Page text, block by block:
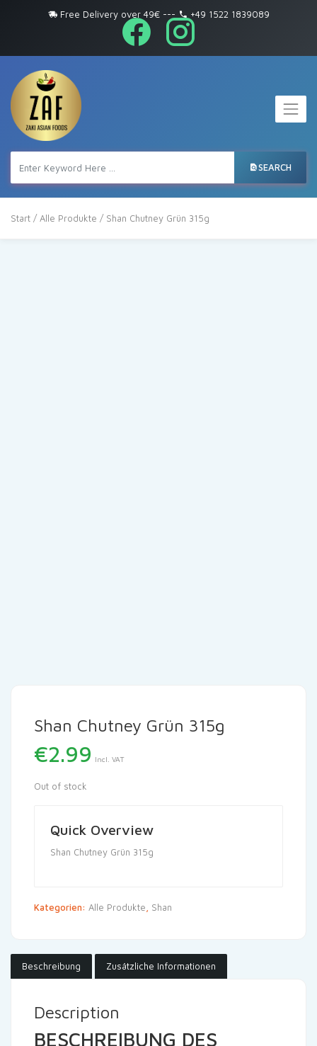
Free Delivery over 49€--- +49 1522 1839089
SEARCH
Start / Alle Produkte / Shan Chutney Grün 315g
Shan Chutney Grün 315g
€2.99 Incl. VAT
Out of stock
Quick Overview
Shan Chutney Grün 315g
Kategorien: Alle Produkte Shan
Beschreibung Zusätzliche Informationen
Description
BESCHREIBUNG DES